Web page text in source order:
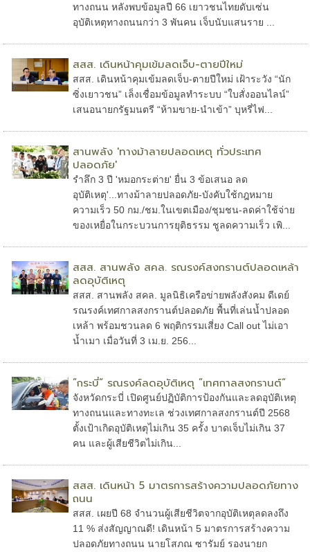
ทางถนน หลังพบข้อมูลปี 66 เยาวชนไทยดับเซ่น
อุบัติเหตุทางถนนกว่า 3 พันคน เจ็บนับแสนราย ...
สสส. เดินหน้าคุมเข้มลดเจ็บ-ตายปีใหม่
สสส. เดินหน้าคุมเข้มลดเจ็บ-ตายปีใหม่ เฝ้าระวัง “นัก
ซิ่งเยาวชน” เล็งเชื่อมข้อมูลทำระบบ “ใบสั่งออนไลน์”
เสนอนายกรัฐมนตรี “ห้ามขาย-นำเข้า” บุหรี่ไฟ...
สานพลัง 'ทางม้าลายปลอดเหตุ ทั่วประเทศ
ปลอดภัย'
รำลึก 3 ปี 'หมอกระต่าย' ยื่น 3 ข้อเสนอ ลด
อุบัติเหตุ'...ทางม้าลายปลอดภัย-บังคับใช้กฎหมาย
ความเร็ว 50 กม./ชม.ในเขตเมือง/ชุมชน-ลดค่าใช้จ่าย
ของเหยื่อในกระบวนการยุติธรรม ชูลดความเร็ว เพิ...
สสส. สานพลัง สคล. รณรงค์สงกรานต์ปลอดเหล้า
ลดอุบัติเหตุ
สสส. สานพลัง สคล. มูลนิธิเครือข่ายพลังสังคม ดีเดย์
รณรงค์เทศกาลสงกรานต์ปลอดภัย พื้นที่เล่นน้ำปลอด
เหล้า พร้อมชวนลด 6 พฤติกรรมเสี่ยง Call out ไม่เอา
น้ำเมา เมื่อวันที่ 3 เม.ย. 256...
”กระบี่“ รณรงค์ลดอุบัติเหตุ ”เทศกาลสงกรานต์“
จังหวัดกระบี่ เปิดศูนย์ปฏิบัติการป้องกันและลดอุบัติเหตุ
ทางถนนและทางทะเล ช่วงเทศกาลสงกรานต์ปี 2568
ตั้งเป้าเกิดอุบัติเหตุไม่เกิน 35 ครั้ง บาดเจ็บไม่เกิน 37
คน และผู้เสียชีวิตไม่เกิน...
สสส. เดินหน้า 5 มาตรการสร้างความปลอดภัยทาง
ถนน
สสส. เผยปี 68 จำนวนผู้เสียชีวิตจากอุบัติเหตุลดลงถึง
11 % ส่งสัญญาณดี! เดินหน้า 5 มาตรการสร้างความ
ปลอดภัยทางถนน นายโสภณ ซารัมย์ รองนายก